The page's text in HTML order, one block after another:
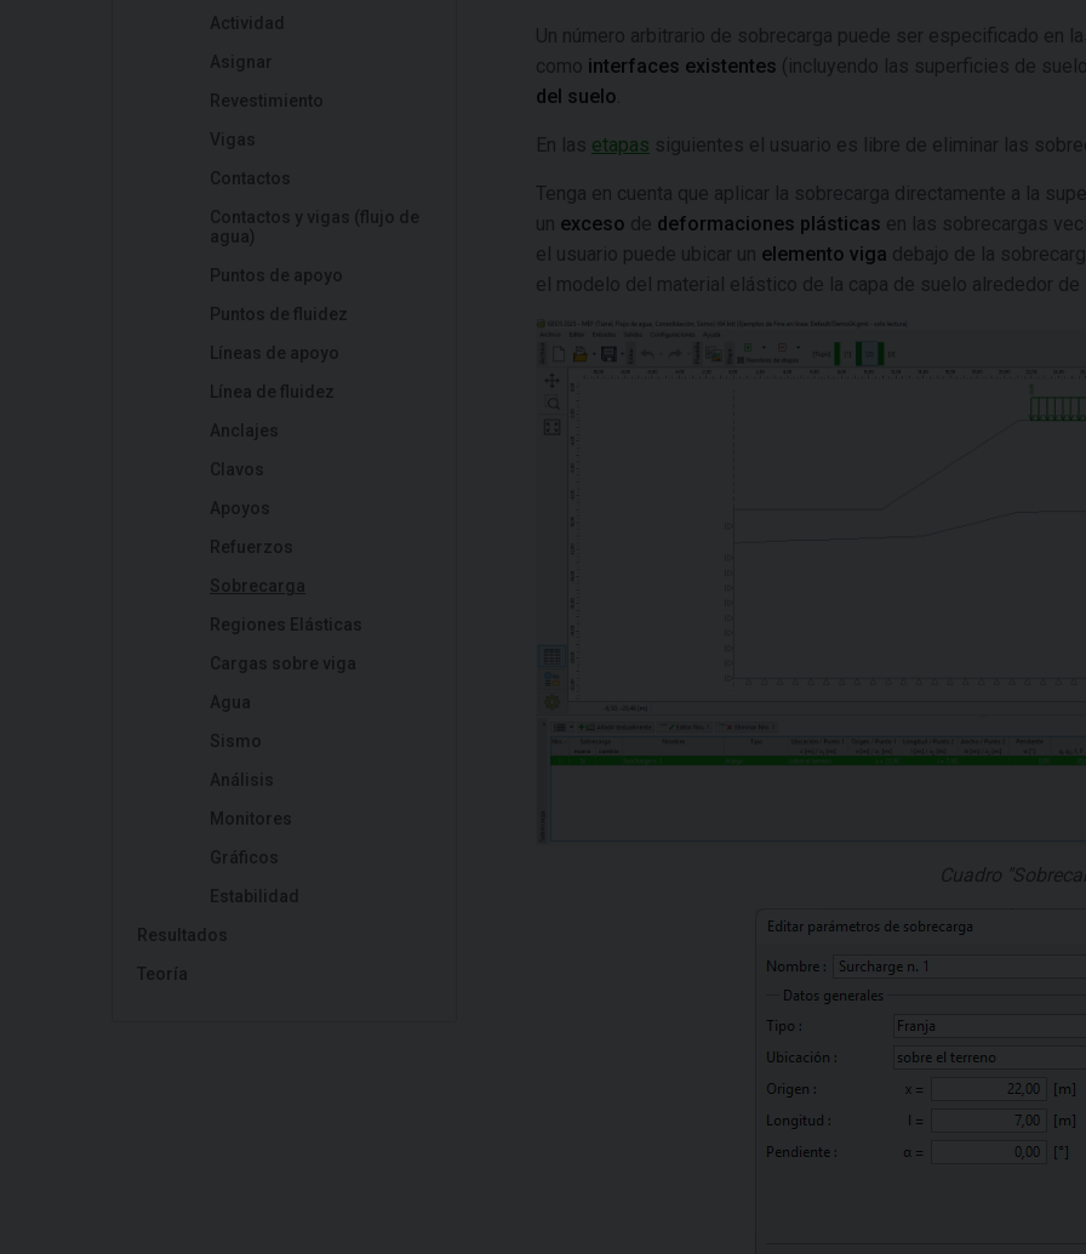
Actividad
Asignar
Revestimiento
Vigas
Contactos
Contactos y vigas (flujo de
agua)
Puntos de apoyo
Puntos de fluidez
Líneas de apoyo
Línea de fluidez
Anclajes
Clavos
Apoyos
Refuerzos
Sobrecarga
Regiones Elásticas
Cargas sobre viga
Agua
Sismo
Análisis
Monitores
Gráficos
Estabilidad
Resultados
Teoría
Un número arbitrario de sobrecarga puede ser especificado en
como interfaces existentes (incluyendo las superficies de
del suelo
En las etapas siguientes el usuario es libre de eliminar las
Tenga en cuenta que aplicar la sobrecarga directamente a la
un exceso de deformaciones plásticas en las sobrecargas
el usuario puede ubicar un elemento viga debajo de la
el modelo del material elástico de la capa de suelo alrededor de
Cuadro